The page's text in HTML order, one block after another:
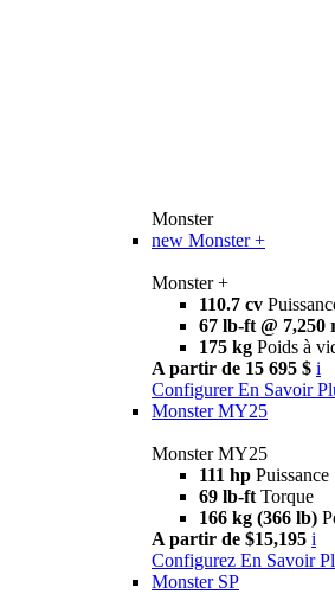
Monster
new Monster +
Monster +
110.7 cv
67 lb-ft @ 7,250
175 kg Poids à
A partir de 15 695 $ i
Configurer En Savoir
Monster MY25
Monster MY25
111 hp Puissance
69 lb-ft Torque
166 kg (366 lb)
A partir de $15,195 i
Configurez En Savoir
Monster SP